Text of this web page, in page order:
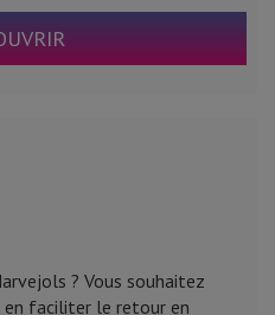
? Vous souhaitez
faciliter le retour en